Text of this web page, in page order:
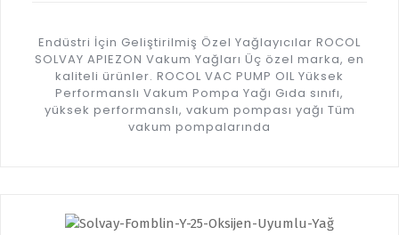
Endüstri İçin Geliştirilmiş Özel Yağlayıcılar ROCOL
SOLVAY APIEZON Vakum Yağları Üç özel marka, en
kaliteli ürünler. ROCOL VAC PUMP OIL Yüksek
Performanslı Vakum Pompa Yağı Gıda sınıfı,
yüksek performanslı, vakum pompası yağı Tüm
vakum pompalarında